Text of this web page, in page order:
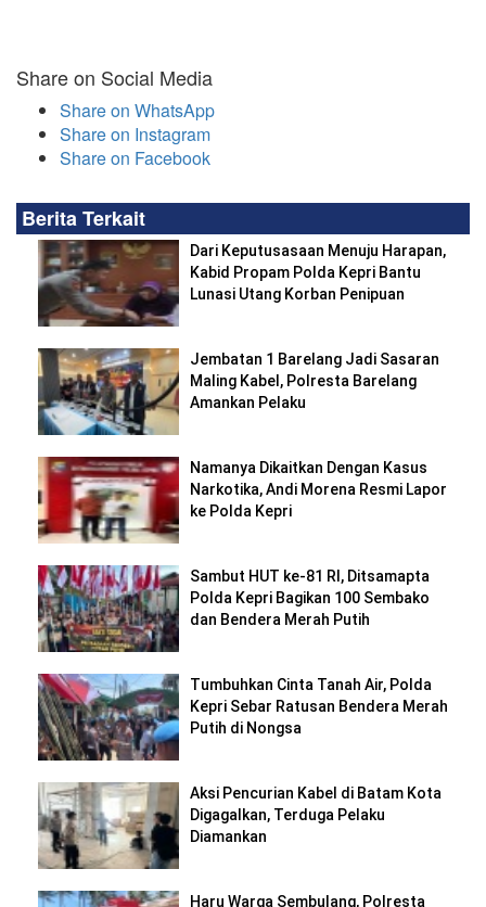
Share on Social Media
Share on WhatsApp
Share on Instagram
Share on Facebook
Berita Terkait
Dari Keputusasaan Menuju Harapan,
Kabid Propam Polda Kepri Bantu
Lunasi Utang Korban Penipuan
Jembatan 1 Barelang Jadi Sasaran
Maling Kabel, Polresta Barelang
Amankan Pelaku
Namanya Dikaitkan Dengan Kasus
Narkotika, Andi Morena Resmi Lapor
ke Polda Kepri
Sambut HUT ke-81 RI, Ditsamapta
Polda Kepri Bagikan 100 Sembako
dan Bendera Merah Putih
Tumbuhkan Cinta Tanah Air, Polda
Kepri Sebar Ratusan Bendera Merah
Putih di Nongsa
Aksi Pencurian Kabel di Batam Kota
Digagalkan, Terduga Pelaku
Diamankan
Haru Warga Sembulang, Polresta